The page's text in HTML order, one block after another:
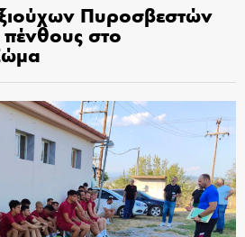
Πυροσβεστών
στο